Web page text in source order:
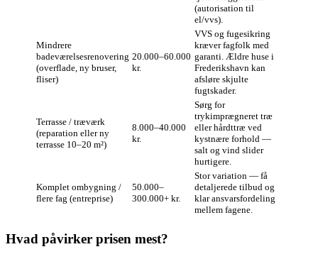
(autorisation til
el/vvs).
Mindrere
badeværelsesrenovering
(overflade, ny bruser,
fliser)
20.000–60.000
kr.
VVS og fugesikring
kræver fagfolk med
garanti. Ældre huse i
Frederikshavn kan
afsløre skjulte
fugtskader.
Terrasse / træværk
(reparation eller ny
terrasse 10–20 m²)
8.000–40.000
kr.
Sørg for
trykimprægneret træ
eller hårdttræ ved
kystnære forhold —
salt og vind slider
hurtigere.
Komplet ombygning /
flere fag (entreprise)
50.000–
300.000+ kr.
Stor variation — få
detaljerede tilbud og
klar ansvarsfordeling
mellem fagene.
Hvad påvirker prisen mest?